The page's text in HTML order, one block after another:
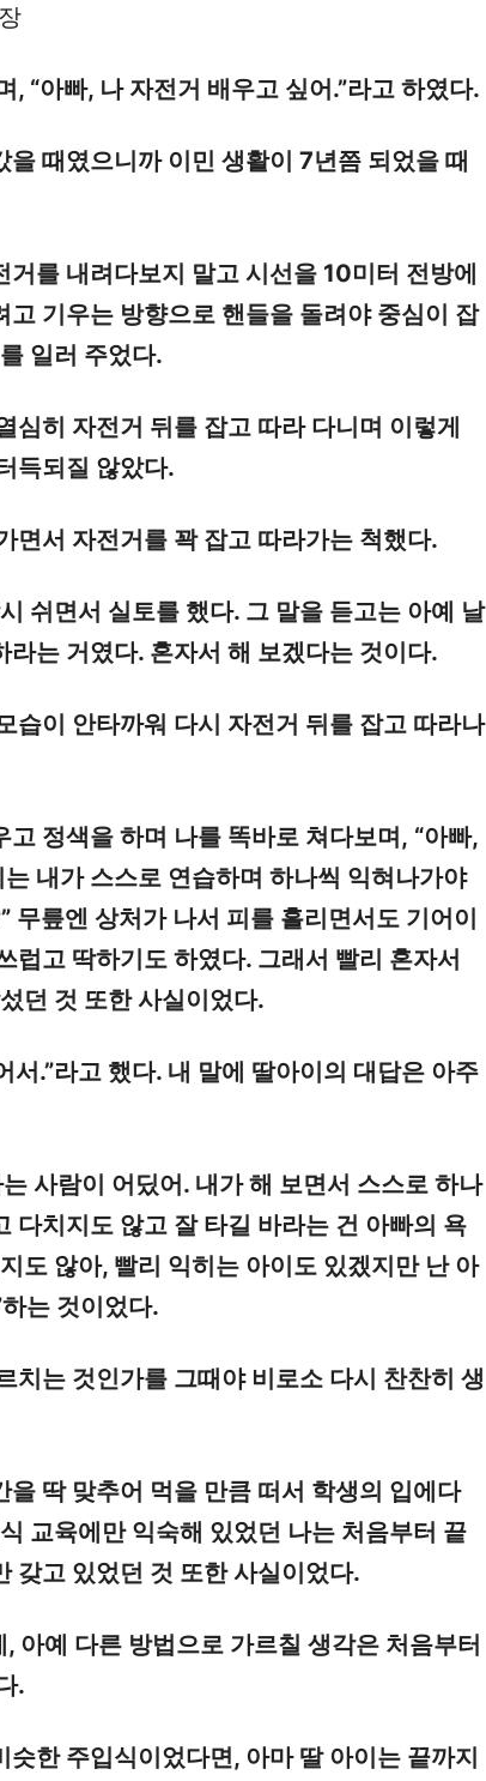
, “아빠, 나 자전거 배우고 싶어.”라고 하였다.
때였으니까 이민 생활이 7년쯤 되었을 때
를 내려다보지 말고 시선을 10미터 전방에
기우는 방향으로 핸들을 돌려야 중심이 잡
일러 주었다.
심히 자전거 뒤를 잡고 따라 다니며 이렇게
득되질 않았다.
면서 자전거를 꽉 잡고 따라가는 척했다.
쉬면서 실토를 했다. 그 말을 듣고는 아예 날
는 거였다. 혼자서 해 보겠다는 것이다.
습이 안타까워 다시 자전거 뒤를 잡고 따라나
정색을 하며 나를 똑바로 쳐다보며, “아빠,
내가 스스로 연습하며 하나씩 익혀나가야
무릎엔 상처가 나서 피를 흘리면서도 기어이
럽고 딱하기도 하였다. 그래서 빨리 혼자서
던 것 또한 사실이었다.
서.”라고 했다. 내 말에 딸아이의 대답은 아주
사람이 어딨어. 내가 해 보면서 스스로 하나
다치지도 않고 잘 타길 바라는 건 아빠의 욕
도 않아, 빨리 익히는 아이도 있겠지만 난 아
하는 것이었다.
치는 것인가를 그때야 비로소 다시 찬찬히 생
딱 맞추어 먹을 만큼 떠서 학생의 입에다
교육에만 익숙해 있었던 나는 처음부터 끝
갖고 있었던 것 또한 사실이었다.
아예 다른 방법으로 가르칠 생각은 처음부터
.
한 주입식이었다면, 아마 딸 아이는 끝까지